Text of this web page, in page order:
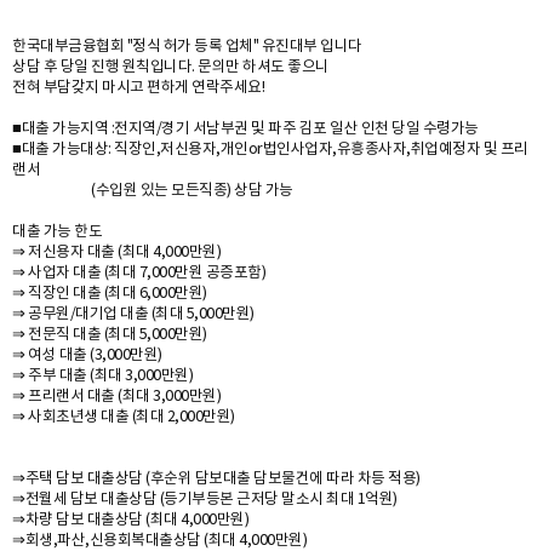
한국대부금융협회 "정식 허가 등록 업체" 유진대부 입니다
상담 후 당일 진행 원칙입니다. 문의만 하셔도 좋으니
전혀 부담갖지 마시고 편하게 연락주세요!
■대출 가능지역 :전지역/경기 서남부권 및 파주 김포 일산 인천 당일 수령가능
■대출 가능대상: 직장인,저신용자,개인or법인사업자,유흥종사자,취업예정자 및 프리
랜서
(수입원 있는 모든직종) 상담 가능
대출 가능 한도
⇒ 저신용자 대출 (최대 4,000만원)
⇒ 사업자 대출 (최대 7,000만원 공증포함)
⇒ 직장인 대출 (최대 6,000만원)
⇒ 공무원/대기업 대출 (최대 5,000만원)
⇒ 전문직 대출 (최대 5,000만원)
⇒ 여성 대출 (3,000만원)
⇒ 주부 대출 (최대 3,000만원)
⇒ 프리랜서 대출 (최대 3,000만원)
⇒ 사회초년생 대출 (최대 2,000만원)
⇒주택 담보 대출상담 (후순위 담보대출 담보물건에 따라 차등 적용)
⇒전월세 담보 대출상담 (등기부등본 근저당 말소시 최대 1억원)
⇒차량 담보 대출상담 (최대 4,000만원)
⇒회생,파산,신용회복대출상담 (최대 4,000만원)